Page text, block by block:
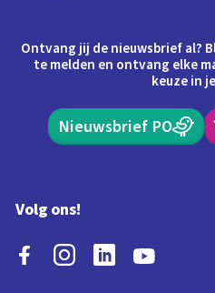
Ontvang jij de nieuwsbrief al?
te melden en ontvang elke
keuze in
Nieuwsbrief PO
Volg ons!